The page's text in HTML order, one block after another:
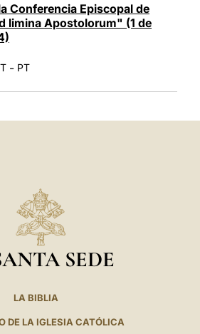
Conferencia Episcopal de
limina Apostolorum" (1 de
- PT
SEDE
LA BIBLIA
DE LA IGLESIA CATÓLICA